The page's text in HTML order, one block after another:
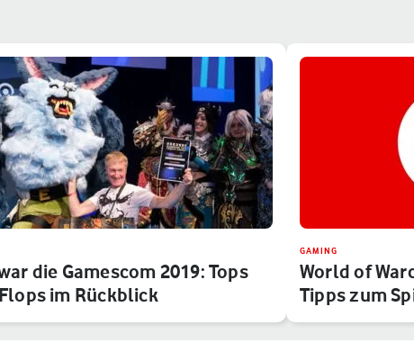
die Gamescom 2019: Tops
im Rückblick
GAMING
World of
Tipps zum